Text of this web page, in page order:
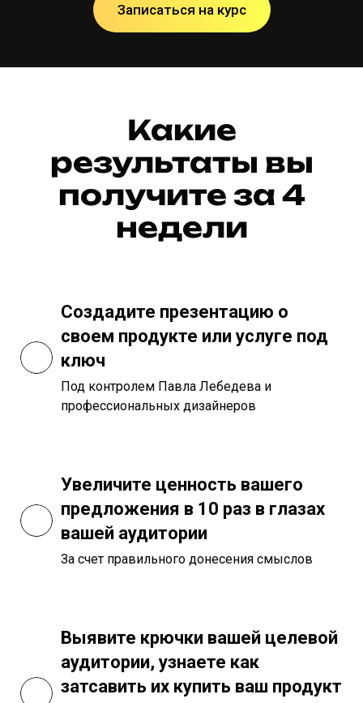
Записаться на курс
Какие
результаты вы
получите за 4
недели
Создадите презентацию о
своем продукте или услуге под
ключ
Под контролем Павла Лебедева и
профессиональных дизайнеров
Увеличите ценность вашего
предложения в 10 раз в глазах
вашей аудитории
За счет правильного донесения смыслов
Выявите крючки вашей целевой
аудитории, узнаете как
затсавить их купить ваш продукт